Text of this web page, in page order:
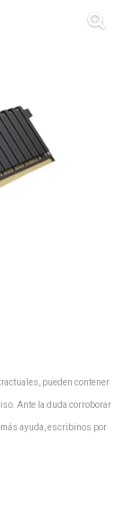
pueden contener
Ante la duda corroborar
ayuda, escribinos por